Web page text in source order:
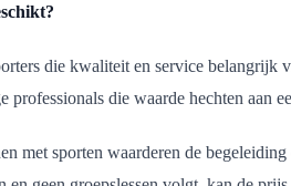
die kwaliteit en service belangrijk
professionals die waarde hechten aan
met sporten waarderen de